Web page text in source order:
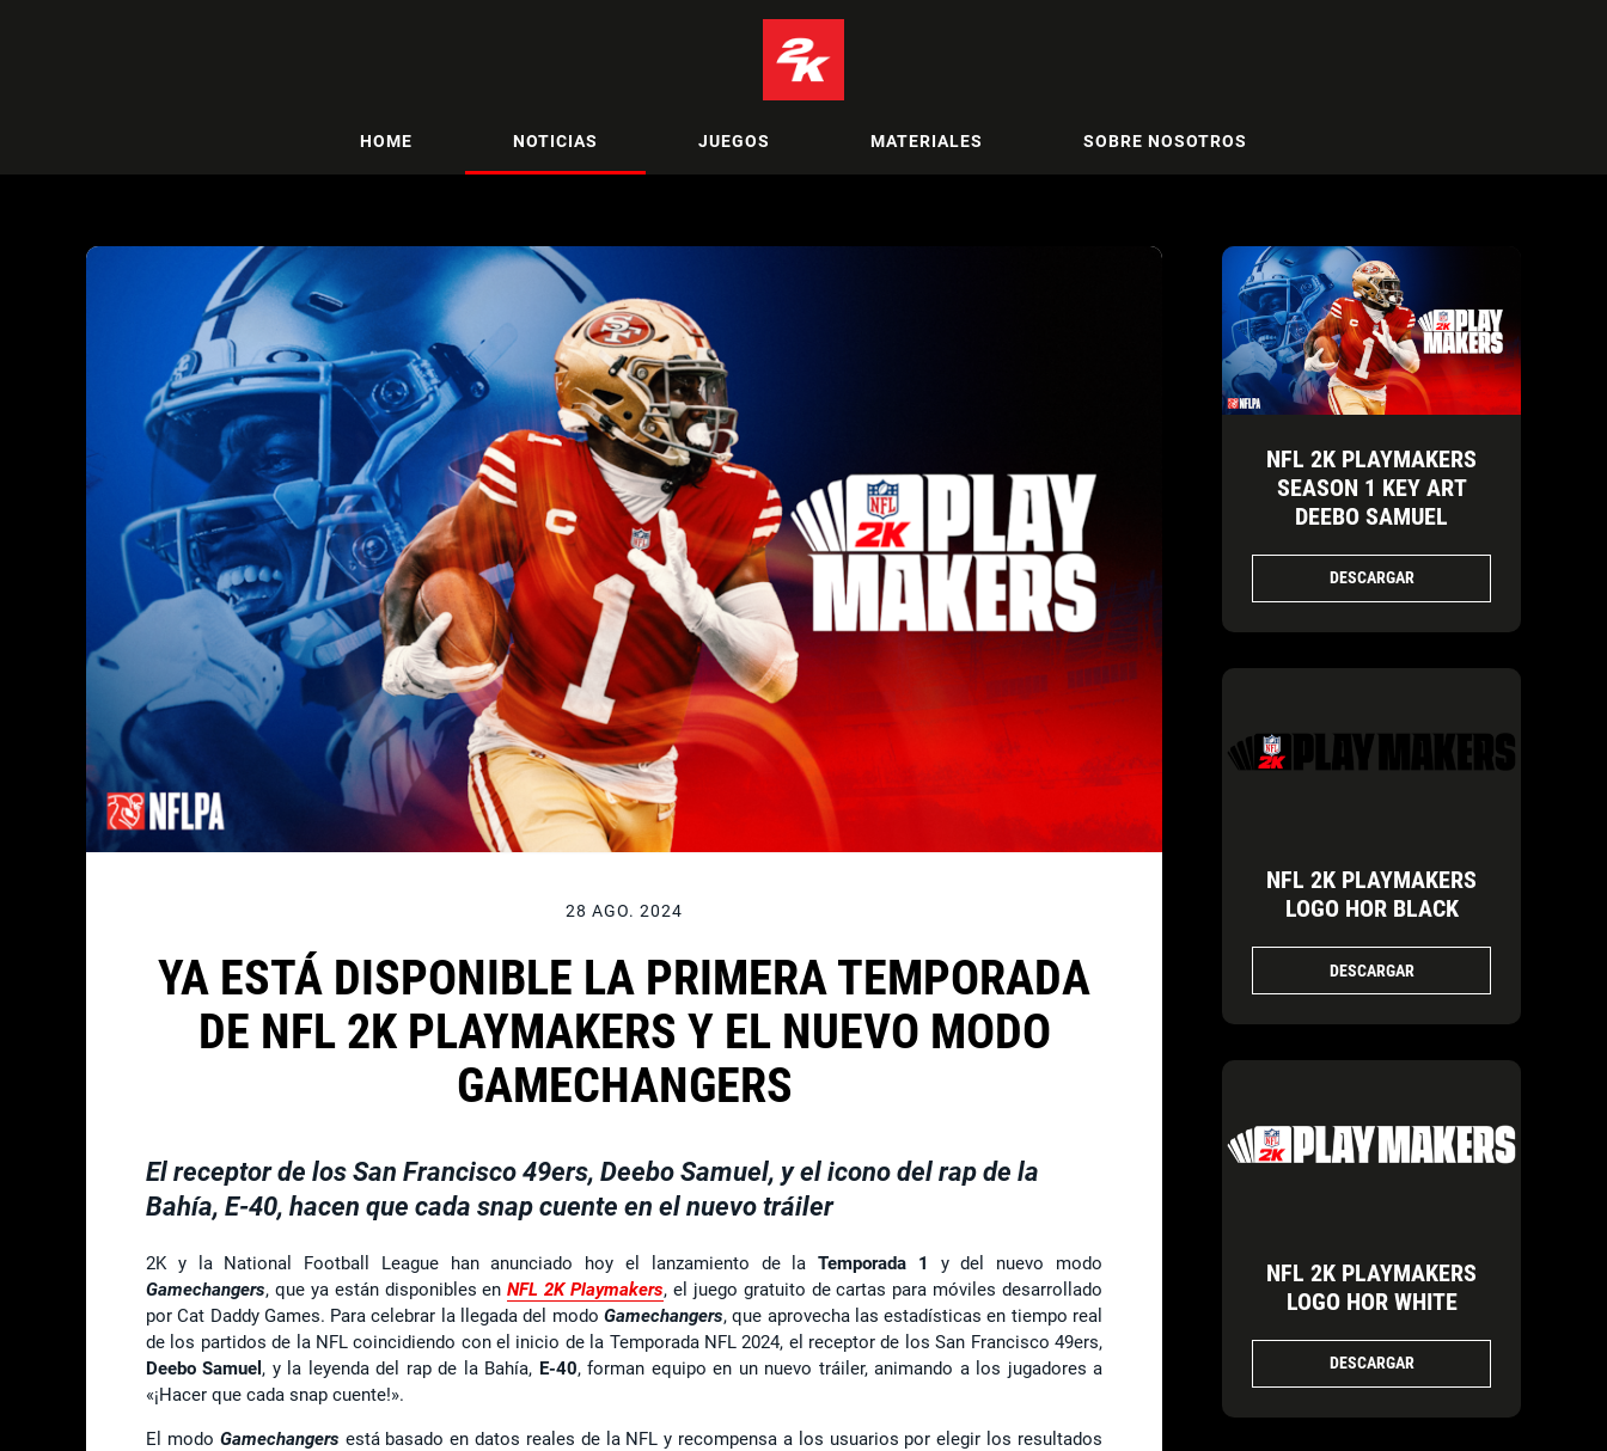
HOME NOTICIAS JUEGOS MATERIALES SOBRE NOSOTROS
28 AGO. 2024
YA ESTÁ DISPONIBLE LA PRIMERA TEMPORADA
DE NFL 2K PLAYMAKERS Y EL NUEVO MODO
GAMECHANGERS
El receptor de los San Francisco 49ers, Deebo Samuel, y el icono del rap de la
Bahía, E-40, hacen que cada snap cuente en el nuevo tráiler
2K y la National Football League han anunciado hoy el lanzamiento de la Temporada 1
y del nuevo modo
Gamechangers, que ya están disponibles enNFL 2K Playmakers, el juego gratuito de cartas para móviles desarrollado
por Cat Daddy Games. Para celebrar la llegada del modo Gamechangers, que aprovecha las estadísticas en tiempo real
de los partidos de la NFL coincidiendo con el inicio de la Temporada NFL 2024, el receptor de los San Francisco 49ers,
Deebo Samuel , y la leyenda del rap de la Bahía, E-40, forman equipo en un nuevo tráiler, animando a los jugadores a
«¡Hacer que cada snap cuente!».
El modo Gamechangers está basado en datos reales de la NFL y recompensa a los usuarios por elegir los resultados
NFL 2K PLAYMAKERS
SEASON 1 KEY ART
DEEBO SAMUEL
DESCARGAR
NFL 2K PLAYMAKERS
LOGO HOR BLACK
DESCARGAR
NFL 2K PLAYMAKERS
LOGO HOR WHITE
DESCARGAR